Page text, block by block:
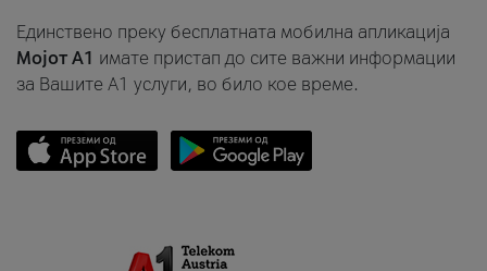
Единствено преку бесплатната мобилна апликација
Мојот A1 имате пристап до сите важни информации
за Вашите A1 услуги, во било кое време.